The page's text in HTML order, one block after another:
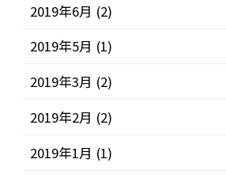
2019年6月 (2)
2019年5月 (1)
2019年3月 (2)
2019年2月 (2)
2019年1月 (1)